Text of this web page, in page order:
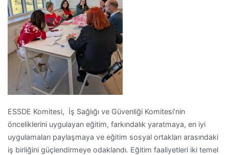
ESSDE Komitesi, İş Sağlığı ve Güvenliği Komitesi’nin
önceliklerini uygulayan eğitim, farkındalık yaratmaya, en iyi
uygulamaları paylaşmaya ve eğitim sosyal ortakları arasındaki
iş birliğini güçlendirmeye odaklandı. Eğitim faaliyetleri iki temel